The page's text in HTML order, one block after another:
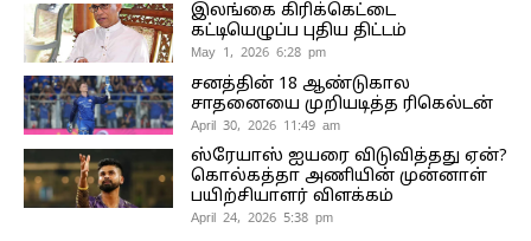
இலங்கை கிரிக்கெட்டை
கட்டியெழுப்ப புதிய திட்டம்
May 1, 2026 6:28 pm
சனத்தின் 18 ஆண்டுகால
சாதனையை முறியடித்த ரிகெல்டன்
April 30, 2026 11:49 am
ஸ்ரேயாஸ் ஐயரை விடுவித்தது ஏன்?
கொல்கத்தா அணியின் முன்னாள்
பயிற்சியாளர் விளக்கம்
April 24, 2026 5:38 pm